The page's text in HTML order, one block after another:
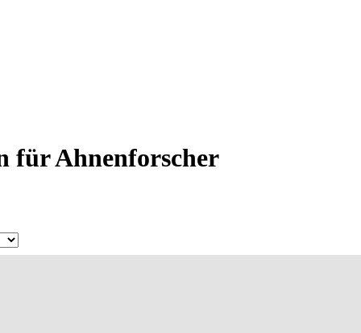
für Ahnenforscher